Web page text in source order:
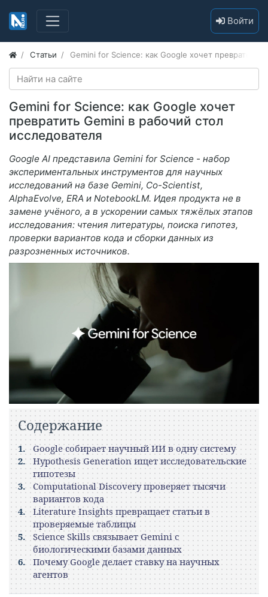
Войти
Статьи Gemini for Science: как Google хочет превратить
Gemini for Science: как Google хочет
превратить Gemini в рабочий стол
исследователя
Google AI представила Gemini for Science - набор
экспериментальных инструментов для научных
исследований на базе Gemini, Co-Scientist,
AlphaEvolve, ERA и NotebookLM. Идея продукта не в
замене учёного, а в ускорении самых тяжёлых этапов
исследования: чтения литературы, поиска гипотез,
проверки вариантов кода и сборки данных из
разрозненных источников.
Содержание
Google собирает научный ИИ в одну систему
Hypothesis Generation ищет исследовательские
гипотезы
Computational Discovery проверяет тысячи
вариантов кода
Literature Insights превращает статьи в
проверяемые таблицы
Science Skills связывает Gemini с
биологическими базами данных
Почему Google делает ставку на научных
агентов